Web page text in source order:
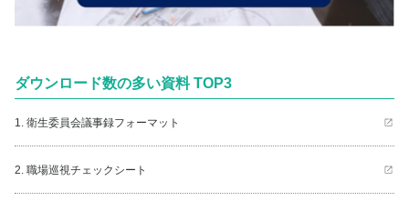
ダウンロード数の多い資料 TOP3
1. 衛生委員会議事録フォーマット
2. 職場巡視チェックシート